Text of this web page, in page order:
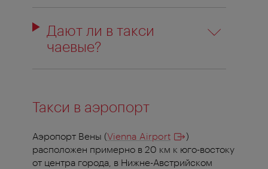
Дают ли в такси
чаевые?
Такси в аэропорт
Аэропорт Вены (Vienna Airport
)
расположен примерно в 20 км к юго-востоку
от центра города, в Нижне-Австрийском